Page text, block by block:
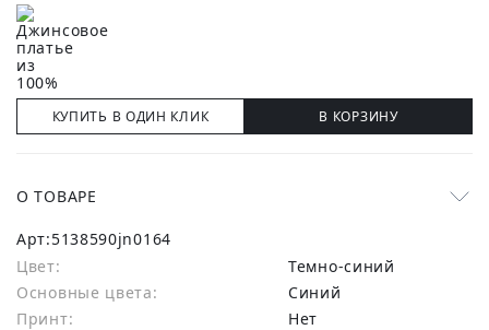
КУПИТЬ В ОДИН КЛИК В КОРЗИНУ
О ТОВАРЕ
Арт:5138590jn0164
Цвет:
Темно-синий
Основные цвета:
синий
Принт:
Нет